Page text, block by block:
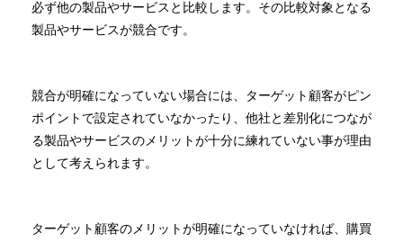
必ず他の製品やサービスと比較します。その比較対象となる
製品やサービスが競合です。
競合が明確になっていない場合には、ターゲット顧客がピン
ポイントで設定されていなかったり、他社と差別化につなが
る製品やサービスのメリットが十分に練れていない事が理由
として考えられます。
ターゲット顧客のメリットが明確になっていなければ、購買